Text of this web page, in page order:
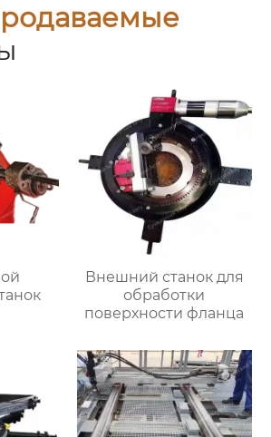
Внешний станок для
обработки
поверхности фланца